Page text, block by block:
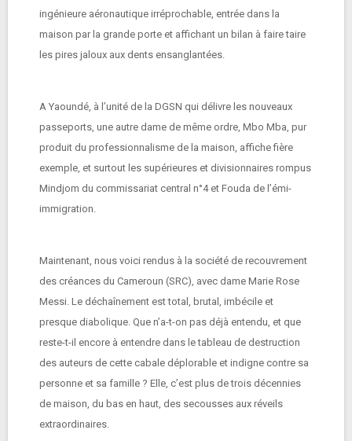
ingénieure aéronautique irréprochable, entrée dans la
maison par la grande porte et affichant un bilan à faire taire
les pires jaloux aux dents ensanglantées.
A Yaoundé, à l’unité de la DGSN qui délivre les nouveaux
passeports, une autre dame de même ordre, Mbo Mba, pur
produit du professionnalisme de la maison, affiche fière
exemple, et surtout les supérieures et divisionnaires rompus
Mindjom du commissariat central n°4 et Fouda de l’émi-
immigration.
Maintenant, nous voici rendus à la société de recouvrement
des créances du Cameroun (SRC), avec dame Marie Rose
Messi. Le déchaînement est total, brutal, imbécile et
presque diabolique. Que n’a-t-on pas déjà entendu, et que
reste-t-il encore à entendre dans le tableau de destruction
des auteurs de cette cabale déplorable et indigne contre sa
personne et sa famille ? Elle, c’est plus de trois décennies
de maison, du bas en haut, des secousses aux réveils
extraordinaires.